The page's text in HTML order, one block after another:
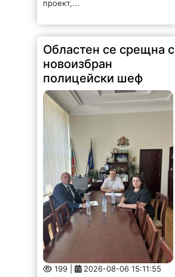
проект,...
Областен се срещна с
новоизбран
полицейски шеф
199 | 2026-08-06 15:11:55